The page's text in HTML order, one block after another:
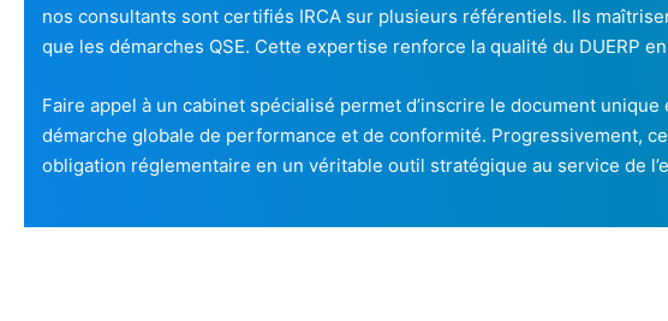
nos consultants sont certifiés IRCA sur plusieurs référentiels. Ils
que les démarches QSE. Cette expertise renforce la qualité du DUERP
Faire appel à un cabinet spécialisé permet d’inscrire le document
démarche globale de performance et de conformité. Progressivement,
obligation réglementaire en un véritable outil stratégique au service de